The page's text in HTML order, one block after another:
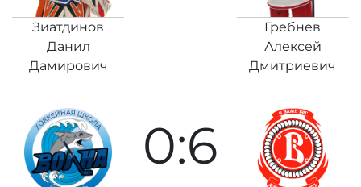
Зиатдинов
Данил
Дамирович
Гребнев
Алексей
Дмитриевич
0:6